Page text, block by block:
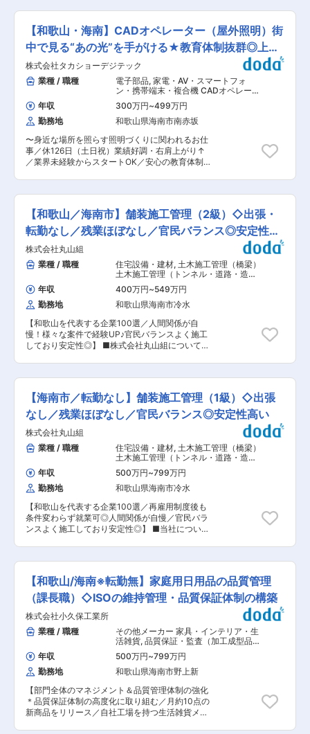
の希望や目標に耳を傾けます。社員と役員が対等
に意見を交換できるフラットな環境が当社の魅力
です。 変更の範囲：会社の定める業務
社員一人一人のやりたい事を親身に聞いてくれま
す！ ◎評価制度が明確 給与テーブルを導入して明
確な実績による評価を実施 昔発生していたサービ
ス残業もしっかり撲滅し、現在も給与の引き上げ
に取り組んでいます！ ◎会社の方向性は社員還元
関わる人へしっかり利益を還元し、安心して働い
てもらえるように仕事を獲得することで長年地元
で愛されれいます！ ■業務内容： 建築工事の施
工管理をお任せします。 ●民間施設（社屋・倉
庫）、公共施設、医療・福祉施設、住宅関係 ・新
築工事 ・耐震工事 ・改修工事（リフォーム） ★
直行直帰も可能 ★基本は元請け案件で、協力企業
も長年にわたって取引があるので安定◎ ■施工事
例： ・深谷大橋 ・毛原トンネル ・国道370号阪
井バイパス ・中央防災公園造成 等 ■配属先の
編成： 建築部：20代１名・30代2名・40代1名・
魅力！ ■当社について： 当社は海南で創業して
65年以上、地域の建築、土木、舗装事業を展開し
てきました。良い働き環境を提供するため、定期
的な面談などを通じて社員の意見を取り入れ、社
員を大切にする会社です。 グループ企業とも親密
に連携を取り、子会社ないで一部建材をやりとり
するためコストカットや安定した供給にも繋がっ
ております。
【和歌山・海南】CADオペレーター（屋外照明）街
中で見る“あの光”を手がける★教育体制抜群◎上場
G
株式会社タカショーデジテック
業種 / 職種
電子部品, 家電・AV・スマートフォ
ン・携帯端末・複合機 CADオペレータ
ー（機械）
年収 300万円~499万円
勤務地
和歌山県海南市南赤坂
〜身近な場所を照らす照明づくりに関われるお仕
事／休126日（土日祝）業績好調・右肩上がり↑
／業界未経験からスタートOK／安心の教育体制
計をサポートするお仕事です！ ・最初は図面の修
正など簡単な業務からスタートし、先輩に教えて
もらいながら、チェック業務などにも少しずつ挑
戦していきます ★ホテルや商業施設、飲食店の照
明やイルミネーションなど、街中で見かけ
る“光”をつくる仕事に関われます！ ★採用サイ
ト：https://takasho-digitec.jp/saiyo/ ◎教育体制
・CAD（SolidWorksの基本操作や仕事の流れを、
先輩が丁寧に教えます ・簡単な図面作成や修正か
らスタートし、少しずつできることを増やしてい
きます ・試作品の組み立てやチェックなども、手
順を覚えれば難しくありません ＊一人ひとりのペ
ースに合わせて進めるため、安心してスタートで
きます ■入社してすぐ ・まずは図面の修正や簡
単な作成からスタート ・設計担当の指示をもと
に、少しずつ業務の流れを覚えていきます ・慣れ
に、CADソフトを使って図面の作成や修正を行
い、照明をカタチにしていきます ・試作品の組み
立てや動作チェック、性能の確認などにも関わり
ながら完成までをサポート ・データの整理や簡単
な資料作成を通して、設計全体の流れを少しずつ
理解していきます ・部品の管理なども徐々に経験
し、できることを広げながら設計にも挑戦できま
す ■強み：設計担当のサポートからスタートし、
ゆくゆくは設計にもチャレンジできる環境です 組
織：和歌山：3名（リーダー1名＋若手2名） 若手
中心で相談しやすく、落ち着いた雰囲気のチーム
です ◎社員の声：最初は覚えることもあります
が、少しずつできることが増えていくのが楽しい
のを見た時は、とてもやりがいを感じます。 ■会
社について ・屋外照明・LEDサイン・イルミネー
造・販売まで一貫して手がけている企業です 変更
の範囲：会社の定める業務
【和歌山／海南市】舗装施工管理（2級）◇出張・
転勤なし／残業ほぼなし／官民バランス◎安定性高
い
株式会社丸山組
業種 / 職種
住宅設備・建材, 土木施工管理（橋梁）
土木施工管理（トンネル・道路・造
成・ダム・河川・港湾・造園など）
年収 400万円~549万円
勤務地
和歌山県海南市冷水
【和歌山を代表する企業100選／人間関係が自
慢！様々な案件で経験UP♪官民バランスよく施工
しており安定性◎】 ■株式会社丸山組について：
還元する社風でより良い環境で働いていただける
よう、定期面談等含め、社員思いな会社です。 ■
業務内容： 施工管理業を展開する当社にて、舗装
施工管理の業務をお任せします。現場は和歌山県
内（主に海南市、和歌山北部）のため、出張はほ
とんどなく、直行直帰・マイカー通勤可能です。
■働き方： 残業や休日出勤は事前承認制で無理の
ない働き方を推進しています。 ＜残業＞ 本社は
18：30には必ず閉まるようになっており、現場
についても基本19：00には切り上げる企業文化
が根付いています。 ＜休日出勤＞ 月0〜1回程
度。発生した場合には、前後1か月以内で振替休
日を取得します。取得できなかった場合には手当
を支給。 ＜夜勤＞ 災害時等の緊急対応を除き、
夜勤はありません。 ■社風について： 部署の垣
根を越え、社員同士が仲良く、和気あいあいとし
ナ禍には国からの補助金10万円に加えて、会社か
らも10万円を支給しました。 役員との距離も近
く、定例会や定期面談では社員の希望や目標に耳
を傾けます。社員と役員が対等に意見を交換でき
るフラットな環境が当社の魅力です。 変更の範
囲：会社の定める業務
【海南市／転勤なし】舗装施工管理（1級）◇出張
なし／残業ほぼなし／官民バランス◎安定性高い
株式会社丸山組
業種 / 職種
住宅設備・建材, 土木施工管理（橋梁）
土木施工管理（トンネル・道路・造
成・ダム・河川・港湾・造園など）
年収 500万円~799万円
勤務地
和歌山県海南市冷水
【和歌山を代表する企業100選／再雇用制度後も
条件変わらず就業可◎人間関係が自慢／官民バラ
ンスよく施工しており安定性◎】 ■当社につい
き環境を提供するため、定期的な面談などを通じ
て社員の意見を取り入れ、社員を大切にする会社
です。 ■業務内容： 施工管理業を展開する当社
にて、舗装施工管理業務をご担当いただきます。
現場は和歌山県内（主に海南市、和歌山北部）の
ため、出張はほとんどなく、直行直帰・マイカー
通勤可能です。 ■働き方： 残業や休日出勤は事
前承認制で無理のない働き方を推進しています。
◇残業：本社は18：30には必ず閉まるようにな
っており、現場についても基本19：00には切り
上げる企業文化が根付いています。 ◇休日出勤：
月0〜1回程度。発生した場合には、前後1か月以
内で振替休日を取得いただきます。取得できなか
った場合には手当を支給。 ◇夜勤：災害時等の緊
急対応を除き、夜勤はありません。 ◇UIターン歓
迎：引っ越し費用等は面接時に個別相談可能。 ◇
【和歌山/海南※転勤無】家庭用日用品の品質管理
（課長職）◇ISOの維持管理・品質保証体制の構築
株式会社小久保工業所
業種 / 職種
その他メーカー 家具・インテリア・生
活雑貨, 品質保証・監査（加工成型品）
（樹脂・金属・鉄鋼・ガラスなど） 品
質保証・監査
年収 500万円~799万円
勤務地
和歌山県海南市野上新
【部門全体のマネジメント＆品質管理体制の強化
＊品質保証体制の高度化に取り組む／月約10点の
新商品をリリース／自社工場を持つ生活雑貨メー